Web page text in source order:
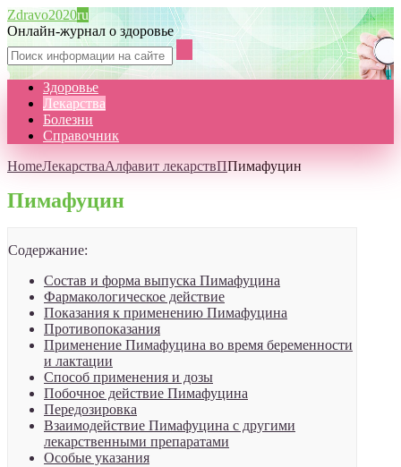
Zdravo2020ru
Онлайн-журнал о здоровье
Здоровье
Лекарства
Болезни
Справочник
HomeЛекарстваАлфавит лекарствППимафуцин
Пимафуцин
Содержание:
Состав и форма выпуска Пимафуцина
Фармакологическое действие
Показания к применению Пимафуцина
Противопоказания
Применение Пимафуцина во время беременности
и лактации
Способ применения и дозы
Побочное действие Пимафуцина
Передозировка
Взаимодействие Пимафуцина с другими
лекарственными препаратами
Особые указания